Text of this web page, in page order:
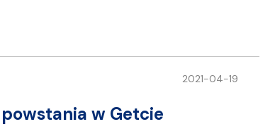
2021-04-19
w Getcie